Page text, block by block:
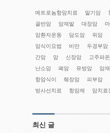
메트로놈항암치료 말기암
골반암
암재발 대장암
암환자운동
담도암 위암
암식이요법
비만 두경부암
간암
암 신장암 고주파
난소암
폐암 유방암 암
항암식이
췌장암 피부암
방사선치료
항암제 암치료
최신 글